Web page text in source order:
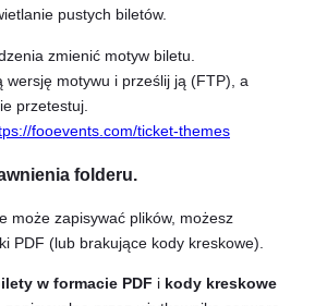
pustych biletów.
zmienić motyw biletu.
wersję motywu i prześlij ją (FTP), a
przetestuj.
fooevents.com/ticket-themes
folderu.
może zapisywać plików, możesz
PDF (lub brakujące kody kreskowe).
w formacie PDF i kody kreskowe